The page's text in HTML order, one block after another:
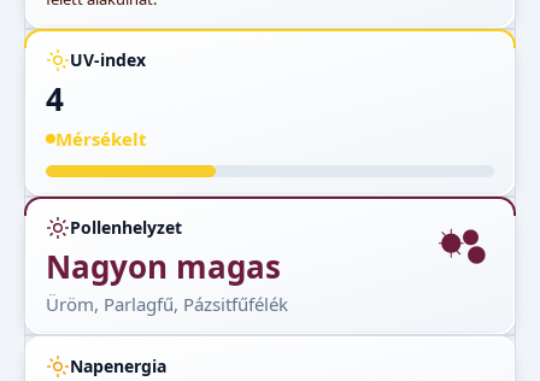
UV-index
4
Mérsékelt
Pollenhelyzet
Nagyon magas
Üröm, Parlagfű, Pázsitfűfélék
Napenergia